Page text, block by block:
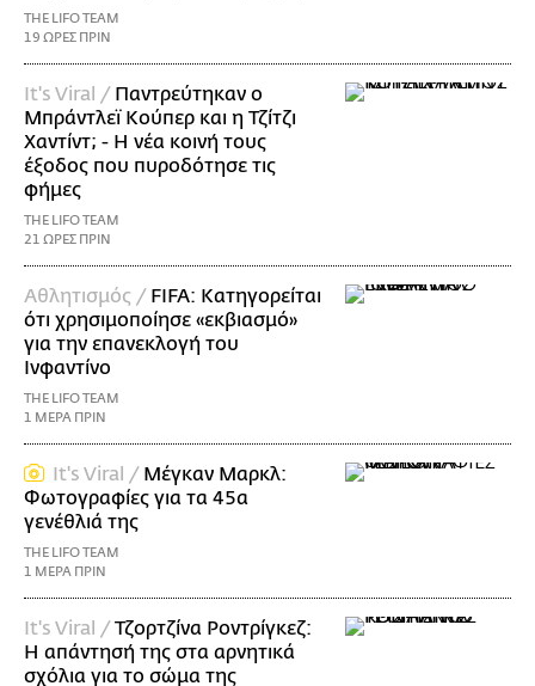
THE LIFO TEAM
19 ΩΡΕΣ ΠΡΙΝ
It's Viral / Παντρεύτηκαν ο
Μπράντλεϊ Κούπερ και η Τζίτζι
Χαντίντ; - Η νέα κοινή τους
έξοδος που πυροδότησε τις
φήμες
THE LIFO TEAM
21 ΩΡΕΣ ΠΡΙΝ
Αθλητισμός / FIFA: Κατηγορείται
ότι χρησιμοποίησε «εκβιασμό»
για την επανεκλογή του
Ινφαντίνο
THE LIFO TEAM
1 ΜΕΡΑ ΠΡΙΝ
It's Viral / Μέγκαν Μαρκλ:
Φωτογραφίες για τα 45α
γενέθλιά της
THE LIFO TEAM
1 ΜΕΡΑ ΠΡΙΝ
It's Viral /Τζορτζίνα Ροντρίγκεζ:
Η απάντησή της στα αρνητικά
σχόλια για το σώμα της